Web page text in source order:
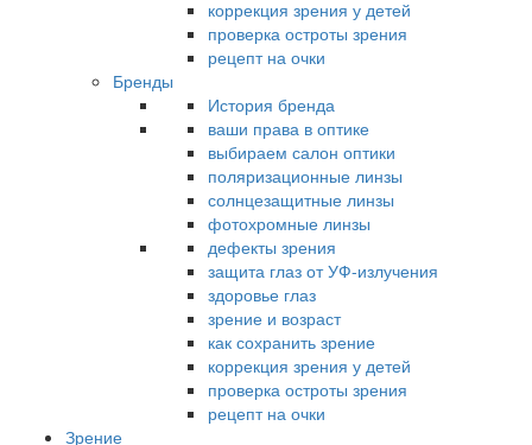
коррекция зрения у детей
проверка остроты зрения
рецепт на очки
Бренды
История бренда
ваши права в оптике
выбираем салон оптики
поляризационные линзы
солнцезащитные линзы
фотохромные линзы
дефекты зрения
защита глаз от УФ-излучения
здоровье глаз
зрение и возраст
как сохранить зрение
коррекция зрения у детей
проверка остроты зрения
рецепт на очки
Зрение